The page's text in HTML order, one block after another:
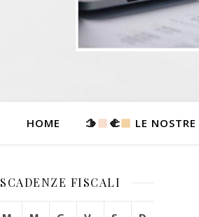
HOME 🫱 ‍🫲 LE
SCADENZE FISCALI